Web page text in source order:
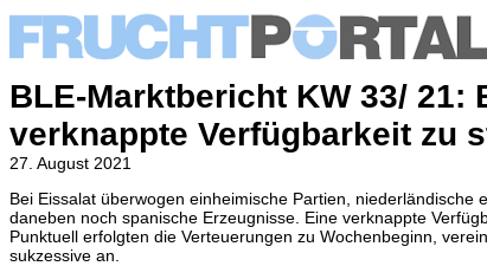
BLE-Marktbericht KW 33/ 21:
verknappte Verfügbarkeit zu
27. August 2021
Bei Eissalat überwogen einheimische Partien, niederländische
daneben noch spanische Erzeugnisse. Eine verknappte
Punktuell erfolgten die Verteuerungen zu Wochenbeginn,
sukzessive an.